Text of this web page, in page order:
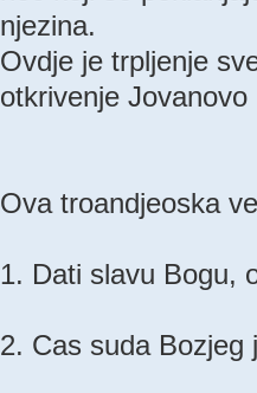
njezina.
Ovdje je trpljenje
otkrivenje
Ova troandjeoska
1. Dati slavu Bogu,
2. Cas suda Bozjeg